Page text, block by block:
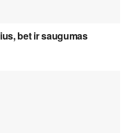
bet ir saugumas